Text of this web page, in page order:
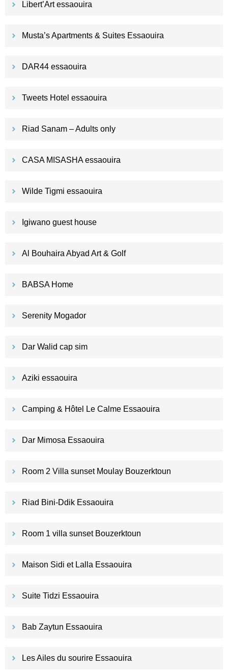
Libert’Art essaouira
Musta’s Apartments & Suites Essaouira
DAR44 essaouira
Tweets Hotel essaouira
Riad Sanam – Adults only
CASA MISASHA essaouira
Wilde Tigmi essaouira
Igiwano guest house
Al Bouhaira Abyad Art & Golf
BABSA Home
Serenity Mogador
Dar Walid cap sim
Aziki essaouira
Camping & Hôtel Le Calme Essaouira
Dar Mimosa Essaouira
Room 2 Villa sunset Moulay Bouzerktoun
Riad Bini-Ddik Essaouira
Room 1 villa sunset Bouzerktoun
Maison Sidi et Lalla Essaouira
Suite Tidzi Essaouira
Bab Zaytun Essaouira
Les Ailes du sourire Essaouira